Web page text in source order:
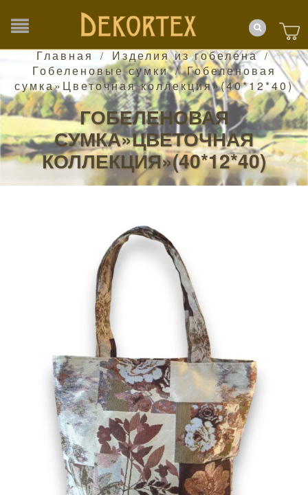
Главная / Изделия из гобелена /
Гобеленовые сумки /Гобеленовая
сумка»Цветочная коллекция»(40*12*40)
ГОБЕЛЕНОВАЯ
СУМКА»ЦВЕТОЧНАЯ
КОЛЛЕКЦИЯ»(40*12*40)